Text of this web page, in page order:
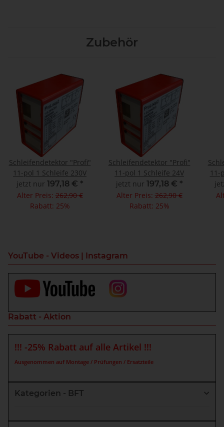
Zubehör
Schleifendetektor "Profi"
11-pol 1 Schleife 230V
jetzt nur 197,18 € *
Alter Preis:262,90 €
Rabatt: 25%
Schleifendetektor "Profi"
11-pol 1 Schleife 24V
jetzt nur 197,18 € *
Alter Preis:262,90 €
Rabatt: 25%
11-
YouTube - Videos | Instagram
Rabatt - Aktion
!!! -25% Rabatt auf alle Artikel !!!
Ausgenommen auf Montage / Prüfungen / Ersatzteile
Kategorien - BFT